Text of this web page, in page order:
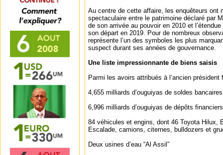
Au centre de cette affaire, les enquêteurs ont
spectaculaire entre le patrimoine déclaré par
de son arrivée au pouvoir en 2010 et
son départ en 2019. Pour de nombreux
représente l’un des symboles les plus
suspect durant ses années de gouvernance.
Une liste impressionnante de biens saisis
Parmi les avoirs attribués à l’ancien
4,655 milliards d’ouguiyas de soldes bancaires
6,996 milliards d’ouguiyas de dépôts financiers
84 véhicules et engins, dont 46 Toyota Hilux,
Escalade, camions, citernes, bulldozers et
Deux usines d’eau “Al Assil”